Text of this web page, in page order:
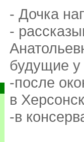
- Дочка
-
будущие
-после
в
-в